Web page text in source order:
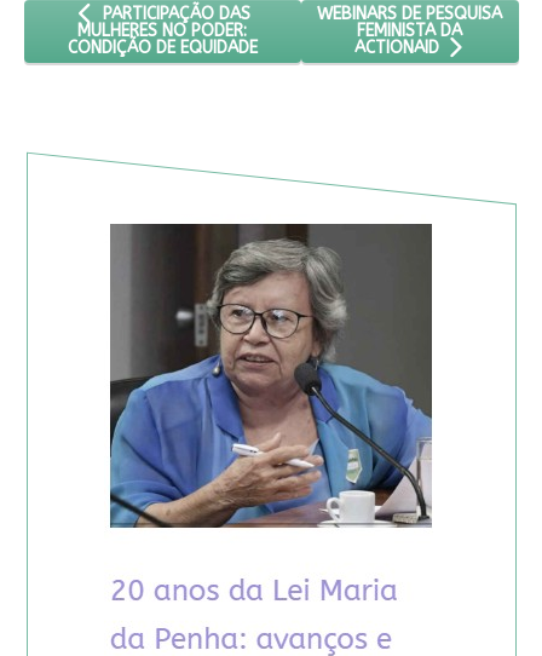
ARTIGO ANTERIOR: PARTICIPAÇÃO DAS MULHERES NO
PARTICIPAÇÃO DAS
MULHERES NO PODER:
CONDIÇÃO DE EQUIDADE
PRÓXIMO ARTIGO:
WEBINARS DE PESQUISA
FEMINISTA DA
ACTIONAID